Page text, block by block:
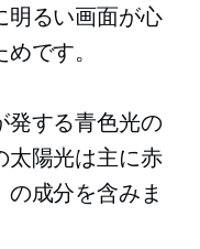
明るい画面が心
です。
発する青色光の
太陽光は主に赤
成分を含みま